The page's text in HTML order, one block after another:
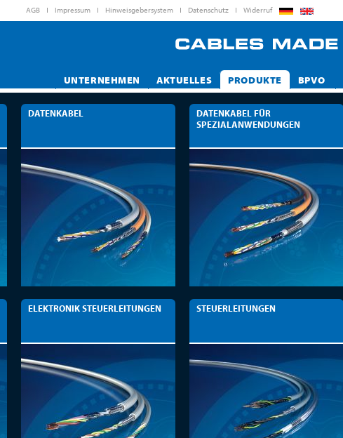
AGB Impressum Hinweisgebersystem Datenschutz Widerruf
UNTERNEHMEN AKTUELLES PRODUKTE BPVO
DATENKABEL
DATENKABEL FÜR
SPEZIALANWENDUNGEN
ELEKTRONIK STEUERLEITUNGEN STEUERLEITUNGEN